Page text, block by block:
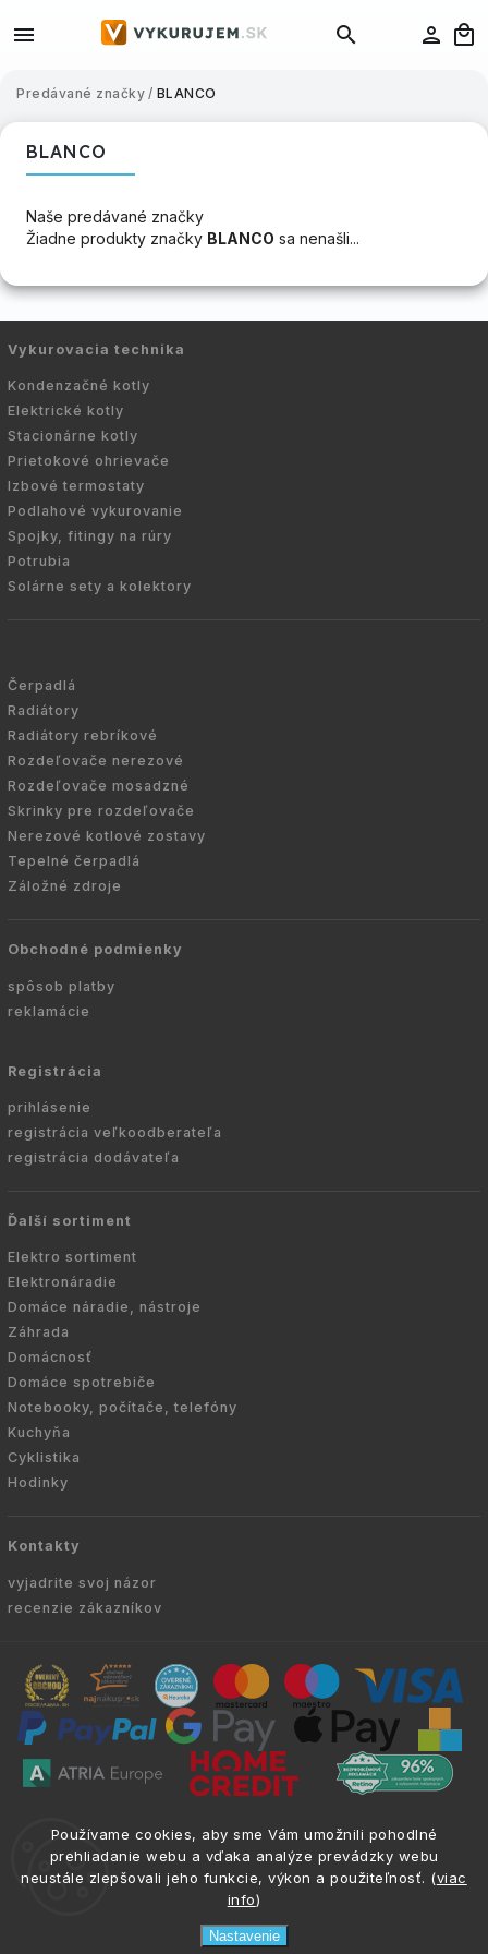
Používame cookies, aby sme Vám umožnili pohodlné
prehliadanie webu a vďaka analýze prevádzky webu
neustále zlepšovali jeho funkcie, výkon a použiteľnosť. (viac
info)
Nastavenie
Predávané značky / BLANCO
BLANCO
Naše predávané značky
Žiadne produkty značky BLANCO sa nenašli...
Vykurovacia technika
Kondenzačné kotly
Elektrické kotly
Stacionárne kotly
Prietokové ohrievače
Izbové termostaty
Podlahové vykurovanie
Spojky, fitingy na rúry
Potrubia
Solárne sety a kolektory
Čerpadlá
Radiátory
Radiátory rebríkové
Rozdeľovače nerezové
Rozdeľovače mosadzné
Skrinky pre rozdeľovače
Nerezové kotlové zostavy
Tepelné čerpadlá
Záložné zdroje
Obchodné podmienky
spôsob platby
reklamácie
Registrácia
prihlásenie
registrácia veľkoodberateľa
registrácia dodávateľa
Ďalší sortiment
Elektro sortiment
Elektronáradie
Domáce náradie, nástroje
Záhrada
Domácnosť
Domáce spotrebiče
Notebooky, počítače, telefóny
Kuchyňa
Cyklistika
Hodinky
Kontakty
vyjadrite svoj názor
recenzie zákazníkov
Všetky práva vyhradené.